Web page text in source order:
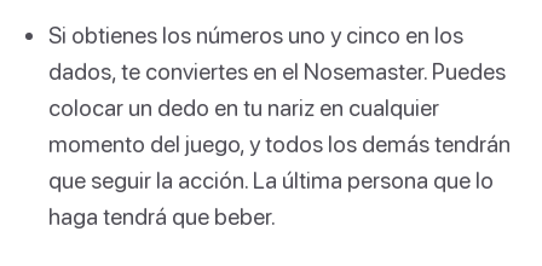
Si obtienes los números uno y cinco en los
dados, te conviertes en el Nosemaster. Puedes
colocar un dedo en tu nariz en cualquier
momento del juego, y todos los demás tendrán
que seguir la acción. La última persona que lo
haga tendrá que beber.